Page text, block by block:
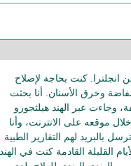
انجلترا. كنت بحاجة لإصلاح
وخرق الأسنان. أنا بحثت
وجاءت عبر الهند هيلثجورو
موقعه على الانترنت، وأنا
بالبريد لهم التقارير الطبية
القليلة القادمة كنت في الهند